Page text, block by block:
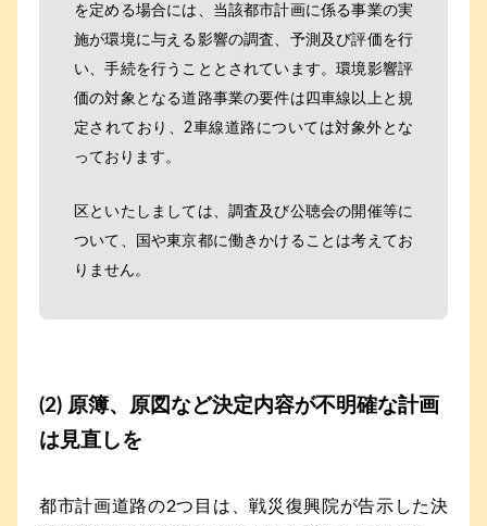
を定める場合には、当該都市計画に係る事業の実
施が環境に与える影響の調査、予測及び評価を行
い、手続を行うこととされています。環境影響評
価の対象となる道路事業の要件は四車線以上と規
定されており、2車線道路については対象外とな
っております。
区といたしましては、調査及び公聴会の開催等に
ついて、国や東京都に働きかけることは考えてお
りません。
(2) 原簿、原図など決定内容が不明確な計画
は見直しを
都市計画道路の2つ目は、戦災復興院が告示した決